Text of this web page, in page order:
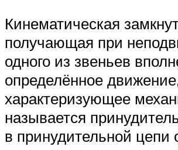
Кинематическая
получающая при
одного из звеньев
определённое
характеризующее
называется
в принудительной цепи